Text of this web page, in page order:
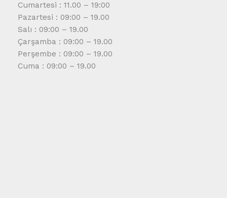
Cumartesi : 11.00 – 19:00
Pazartesi : 09:00 – 19.00
Salı : 09:00 – 19.00
Çarşamba : 09:00 – 19.00
Perşembe : 09:00 – 19.00
Cuma : 09:00 – 19.00